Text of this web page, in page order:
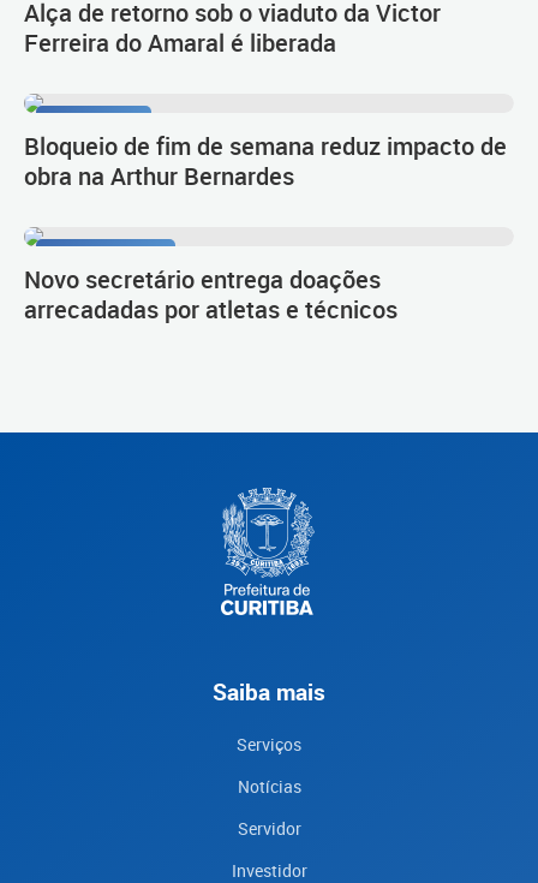
Alça de retorno sob o viaduto da Victor
Ferreira do Amaral é liberada
Bloqueio de fim de semana reduz impacto de
obra na Arthur Bernardes
Novo secretário entrega doações
arrecadadas por atletas e técnicos
Saiba mais
Serviços
Notícias
Servidor
Investidor